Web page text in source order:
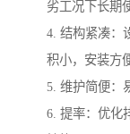
劣工况下长期
4. 结构紧凑：
积小，安装方
5. 维护简便：
6. 提率：优化